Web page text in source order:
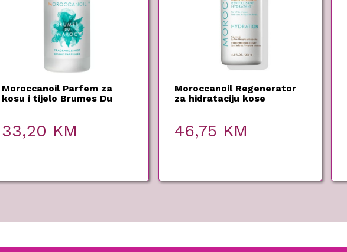
Moroccanoil Parfem za
kosu i tijelo Brumes Du
33,20 KM
Moroccanoil Regenerator
za hidrataciju kose
46,75 KM